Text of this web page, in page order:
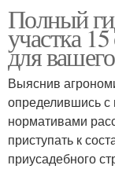
Полный
участка
для
Выяснив
определившись с
нормативами
приступать к
приусадебного